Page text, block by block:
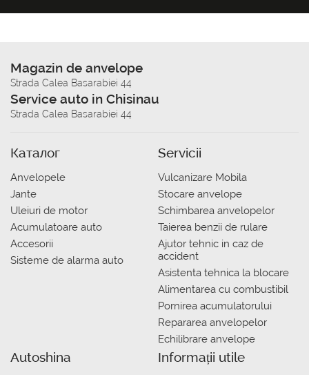
Magazin de anvelope
Strada Calea Basarabiei 44
Service auto in Chisinau
Strada Calea Basarabiei 44
Каталог
Anvelopele
Jante
Uleiuri de motor
Acumulatoare auto
Accesorii
Sisteme de alarma auto
Servicii
Vulcanizare Mobila
Stocare anvelope
Schimbarea anvelopelor
Taierea benzii de rulare
Ajutor tehnic in caz de
accident
Asistenta tehnica la blocare
Alimentarea cu combustibil
Pornirea acumulatorului
Repararea anvelopelor
Echilibrare anvelope
Autoshina Informații utile